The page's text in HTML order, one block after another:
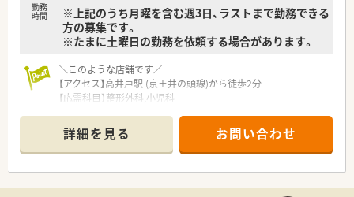
勤務
時間
※上記のうち月曜を含む週3日、ラストまで勤務できる
方の募集です。
※たまに土曜日の勤務を依頼する場合があります。
＼このような店舗です／
【アクセス】高井戸駅 (京王井の頭線)から徒歩2分
【応需科目】整形外科,小児科
【人員体制】薬剤師：正社員2名、パート1名、調剤事務
■繁忙期でも店舗の残業は1～2時間程度と少なめ。ほぼ残業な
しで勤務できる環境です。
詳細を見る お問い合わせ